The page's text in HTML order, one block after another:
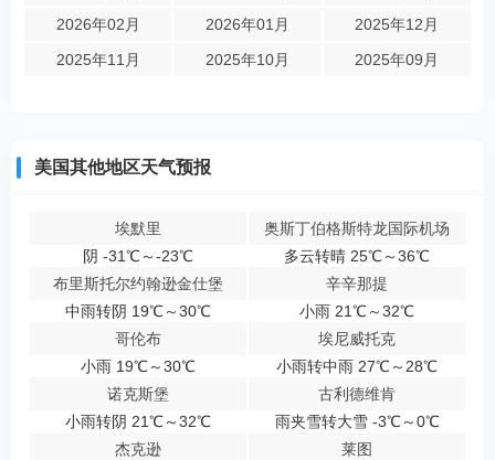
2026年02月
2026年01月
2025年12月
2025年11月
2025年10月 2025年09月
美国其他地区天气预报
埃默里
阴 -31℃～-23℃
奥斯丁伯格斯特龙国际机场
多云转晴 25℃～36℃
布里斯托尔约翰逊金仕堡
中雨转阴 19℃～30℃
辛辛那提
小雨 21℃～32℃
哥伦布
小雨 19℃～30℃
埃尼威托克
小雨转中雨 27℃～28℃
诺克斯堡
小雨转阴 21℃～32℃
古利德维肯
雨夹雪转大雪 -3℃～0℃
杰克逊
莱图